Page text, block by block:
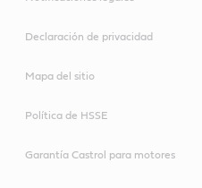
Declaración de privacidad
Mapa del sitio
Política de HSSE
Garantía Castrol para motores